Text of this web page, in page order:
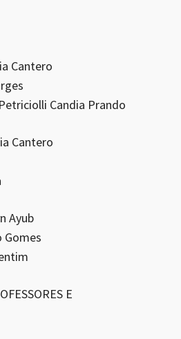
Cantero
Candia Prando
Cantero
Ayub
Gomes
E